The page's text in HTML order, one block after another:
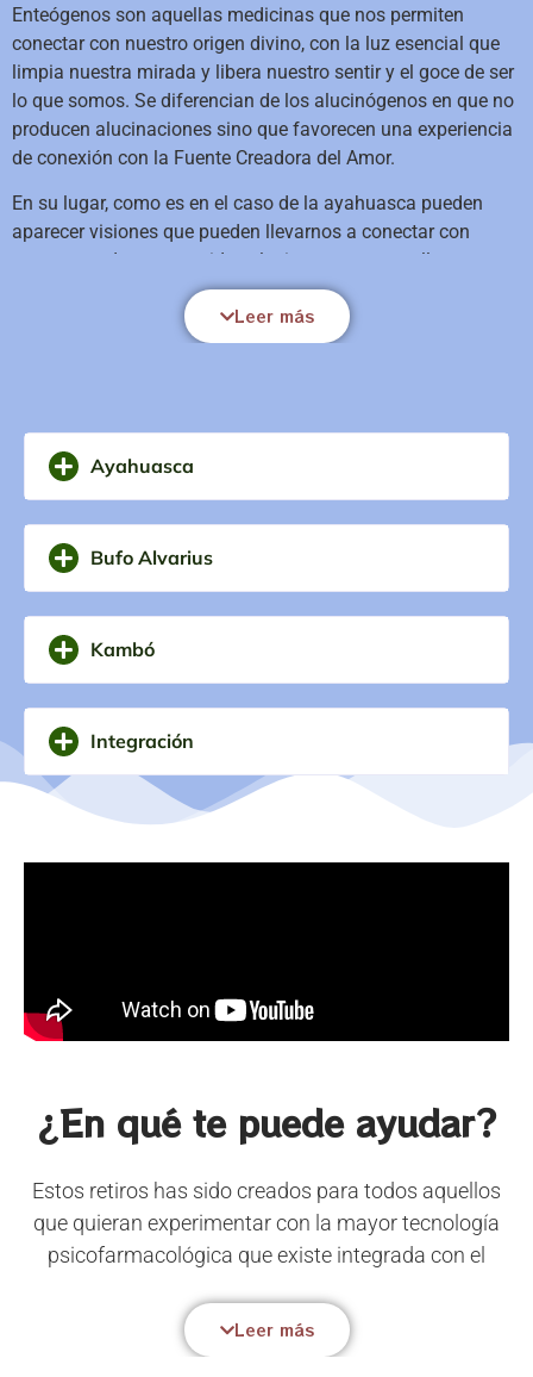
Enteógenos son aquellas medicinas que nos permiten
conectar con nuestro origen divino, con la luz esencial que
limpia nuestra mirada y libera nuestro sentir y el goce de ser
lo que somos. Se diferencian de los alucinógenos en que no
producen alucinaciones sino que favorecen una experiencia
de conexión con la Fuente Creadora del Amor.
En su lugar, como es en el caso de la ayahuasca pueden
aparecer visiones que pueden llevarnos a conectar con
momentos de nuestra vida, relaciones o que nos llevan a
relajarnos y acceder a un estado de asombro donde el
corazón se vaya abriendo para que aflore todo lo que es
necesario sentir y abrazar para que desde esa experiencia el
liberación, a un descubrimiento amoroso de la vida y de
nosotros mismos, a la disolución de una ilusión con la que
Leer más
Ayahuasca
Bufo Alvarius
Kambó
Integración
¿En qué te puede ayudar?
Estos retiros has sido creados para todos aquellos
que quieran experimentar con la mayor tecnología
psicofarmacológica que existe integrada con el
y la creación colectiva de una atmósfera desde
donde el misterio nos inunda y el Amor con su dulce
Leer más